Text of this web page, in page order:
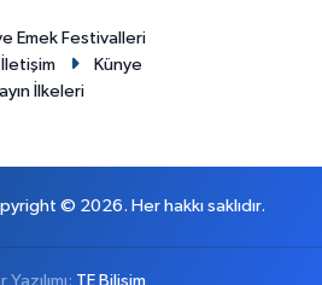
Emek Festivalleri
İletişim
Künye
İlkeleri
© 2026. Her hakkı saklıdır.
TE Bilişim